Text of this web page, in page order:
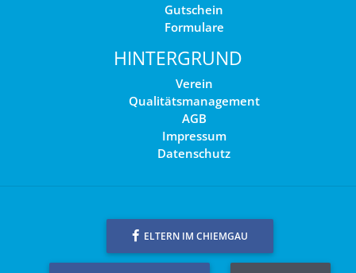
Gutschein
Formulare
HINTERGRUND
Verein
Qualitätsmanagement
AGB
Impressum
Datenschutz
ELTERN IM CHIEMGAU